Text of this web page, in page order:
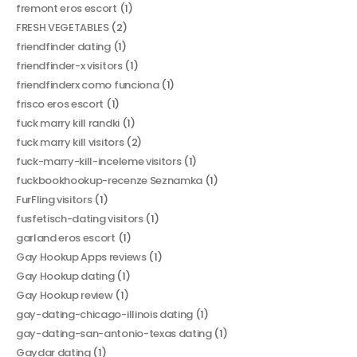
fremont eros escort (1)
FRESH VEGETABLES(2)
friendfinder dating(1)
friendfinder-x visitors(1)
friendfinderx como funciona(1)
frisco eros escort (1)
fuck marry kill randki(1)
fuck marry kill visitors(2)
fuck-marry-kill-inceleme visitors(1)
fuckbookhookup-recenze Seznamka(1)
FurFling visitors(1)
fusfetisch-dating visitors(1)
garland eros escort (1)
Gay Hookup Apps reviews(1)
Gay Hookup dating(1)
Gay Hookup review(1)
gay-dating-chicago-illinois dating(1)
gay-dating-san-antonio-texas dating(1)
Gaydar dating(1)